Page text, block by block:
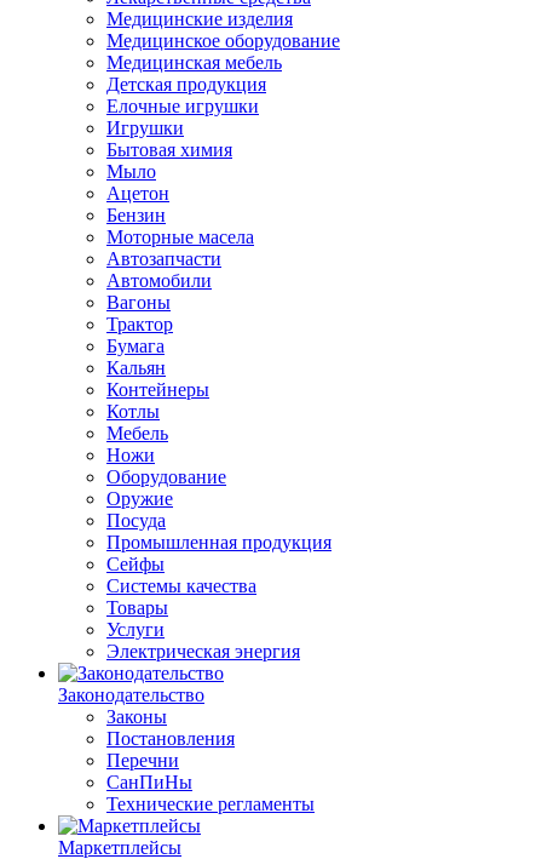
Медицинские изделия
Медицинское оборудование
Медицинская мебель
Детская продукция
Елочные игрушки
Игрушки
Бытовая химия
Мыло
Ацетон
Бензин
Моторные масела
Автозапчасти
Автомобили
Вагоны
Трактор
Бумага
Кальян
Контейнеры
Котлы
Мебель
Ножи
Оборудование
Оружие
Посуда
Промышленная продукция
Сейфы
Системы качества
Товары
Услуги
Электрическая энергия
Законодательство
Законы
Постановления
Перечни
СанПиНы
Технические регламенты
Маркетплейсы